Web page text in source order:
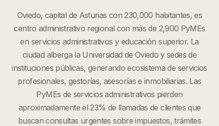
Oviedo, capital de Asturias con 230,000 habitantes, es
centro administrativo regional con más de 2,900 PyMEs
en servicios administrativos y educación superior. La
ciudad alberga la Universidad de Oviedo y sedes de
instituciones públicas, generando ecosistema de servicios
profesionales, gestorías, asesorías e inmobiliarias. Las
PyMEs de servicios administrativos pierden
aproximadamente el 23% de llamadas de clientes que
buscan consultas urgentes sobre impuestos, trámites